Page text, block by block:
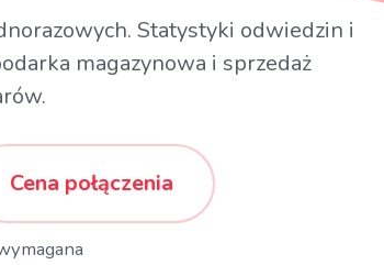
Statystyki odwiedzin i
magazynowa i sprzedaż
Cena połączenia